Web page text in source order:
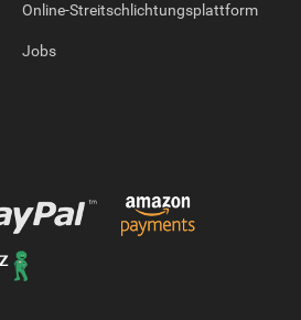
Online-Streitschlichtungsplattform
Jobs